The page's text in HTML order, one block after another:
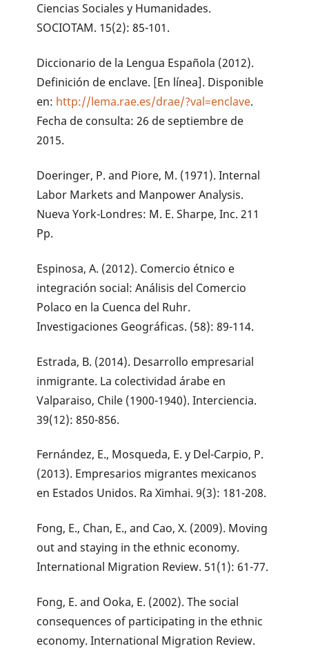
Ciencias Sociales y Humanidades.
SOCIOTAM. 15(2): 85-101.
Diccionario de la Lengua Española (2012).
Definición de enclave. [En línea]. Disponible
en: http://lema.rae.es/drae/?val=enclave.
Fecha de consulta: 26 de septiembre de
2015.
Doeringer, P. and Piore, M. (1971). Internal
Labor Markets and Manpower Analysis.
Nueva York-Londres: M. E. Sharpe, Inc. 211
Pp.
Espinosa, A. (2012). Comercio étnico e
integración social: Análisis del Comercio
Polaco en la Cuenca del Ruhr.
Investigaciones Geográficas. (58): 89-114.
Estrada, B. (2014). Desarrollo empresarial
inmigrante. La colectividad árabe en
Valparaiso, Chile (1900-1940). Interciencia.
39(12): 850-856.
Fernández, E., Mosqueda, E. y Del-Carpio, P.
(2013). Empresarios migrantes mexicanos
en Estados Unidos. Ra Ximhai. 9(3): 181-208.
Fong, E., Chan, E., and Cao, X. (2009). Moving
out and staying in the ethnic economy.
International Migration Review. 51(1): 61-77.
Fong, E. and Ooka, E. (2002). The social
consequences of participating in the ethnic
economy. International Migration Review.